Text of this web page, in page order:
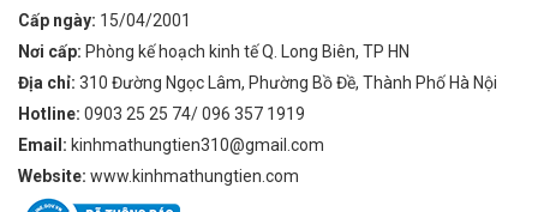
Cấp ngày: 15/04/2001
Nơi cấp: Phòng kế hoạch kinh tế Q. Long Biên, TP HN
Địa chỉ: 310 Đường Ngọc Lâm, Phường Bồ Đề, Thành Phố Hà Nội
Hotline: 0903 25 25 74/ 096 357 1919
Email: kinhmathungtien310@gmail.com
Website: www.kinhmathungtien.com